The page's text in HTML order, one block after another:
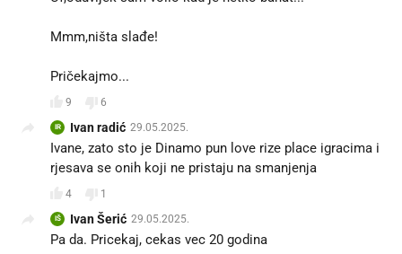
Mmm,ništa slađe!
Pričekajmo...
9 6
IR Ivan radić 29.05.2025.
Ivane, zato sto je Dinamo pun love rize place igracima i
rjesava se onih koji ne pristaju na smanjenja
4 1
IŠ Ivan Šerić 29.05.2025.
Pa da. Pricekaj, cekas vec 20 godina